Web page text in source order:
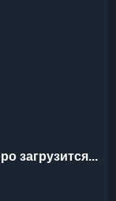
загрузится...